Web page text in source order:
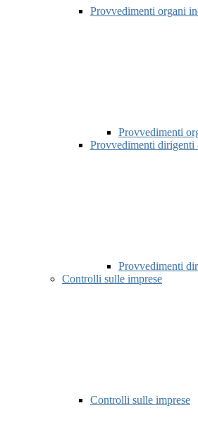
Provvedimenti organi
Provvedimenti
Provvedimenti dirigenti
Provvedimenti
Controlli sulle imprese
Controlli sulle imprese